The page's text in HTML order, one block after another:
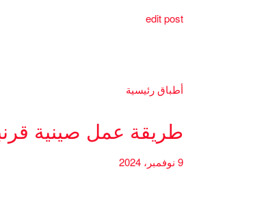
edit post
أطباق رئيسية
طريقة عمل صينية
9 نوفمبر، 2024